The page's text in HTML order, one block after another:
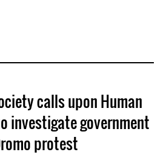
calls upon Human
investigate government
protest